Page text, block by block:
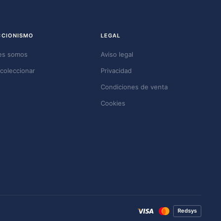
somos
LEGAL
Aviso legal
Privacidad
Condiciones de venta
Cookies
Redsys